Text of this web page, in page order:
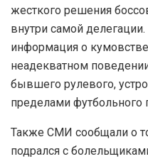
жесткого решения
внутри самой
информация о
неадекватном
бывшего рулевого,
пределами футбольного
Также СМИ сообщали о
подрался с